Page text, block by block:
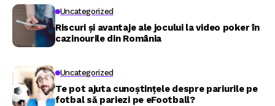
Uncategorized
Riscuri și avantaje ale jocului la video poker în
cazinourile din România
Uncategorized
Te pot ajuta cunoștințele despre pariurile pe
fotbal să pariezi pe eFootball?